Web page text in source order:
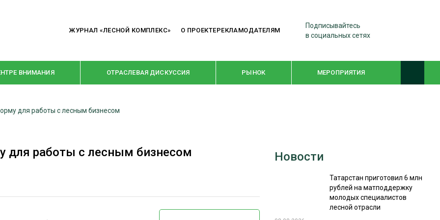
ЖУРНАЛ «ЛЕСНОЙ КОМПЛЕКС» О ПРОЕКТЕРЕКЛАМОДАТЕЛЯМ
Подписывайтесь
в социальных сетях
ВНИМАНИЯ ОТРАСЛЕВАЯ ДИСКУССИЯ РЫНОК МЕРОПРИЯТИЯ
ДОМОСТРОЕНИЕ
РУБРИКИ
КРУПНЫМ ПЛАНОМ
ПРЕДПРИЯТИЯ ЛПК
WOODEX-2021
СУШКА ДРЕВЕСИНЫ
для работы с лесным бизнесом
для работы с лесным бизнесом Новости
Татарстан приготовил 6 млн
рублей на матподдержку
молодых специалистов
лесной отрасли